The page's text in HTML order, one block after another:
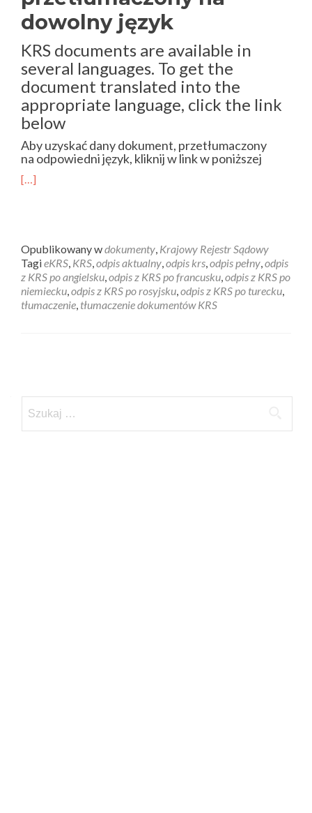
dowolny język
KRS documents are available in
several languages. To get the
document translated into the
appropriate language, click the link
below
Aby uzyskać dany dokument, przetłumaczony
na odpowiedni język, kliknij w link w poniższej
[…]
Opublikowany wdokumenty, Krajowy Rejestr Sądowy
TagieKRS, KRS,odpis aktualny,odpis krs,odpis pełny,odpis
z KRS po angielsku,odpis z KRS po francusku,odpis z KRS po
niemiecku,odpis z KRS po rosyjsku,odpis z KRS po turecku,
tłumaczenie, tłumaczenie dokumentów KRS